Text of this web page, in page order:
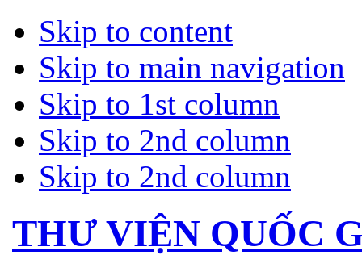
Skip to content
Skip to main navigation
Skip to 1st column
Skip to 2nd column
Skip to 2nd column
THƯ VIỆN QUỐC